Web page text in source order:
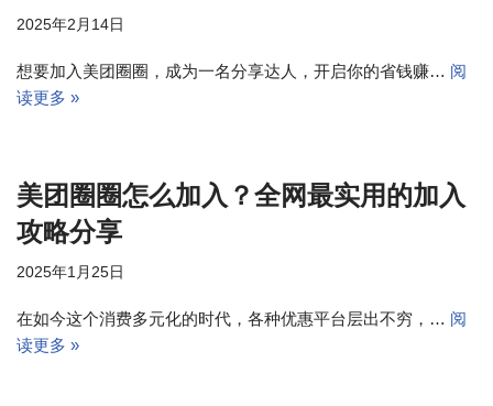
2025年2月14日
想要加入美团圈圈，成为一名分享达人，开启你的省钱赚… 阅
读更多 »
美团圈圈怎么加入？全网最实用的加入
攻略分享
2025年1月25日
在如今这个消费多元化的时代，各种优惠平台层出不穷，… 阅
读更多 »